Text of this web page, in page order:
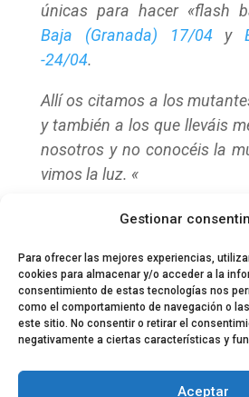
Gestionar
Para ofrecer las mejores experiencias,
cookies para almacenar y/o acceder a la
consentimiento de estas tecnologías nos
como el comportamiento de navegación o
este sitio. No consentir o retirar el
negativamente a ciertas características y
Aceptar
únicas para hacer «flash
Baja (Granada) 17/04y
-24/04.
Allí os citamos a los
y también a los que lleváis
nosotros y no conocéis la
vimos la luz. «
Las entradas ya están a la